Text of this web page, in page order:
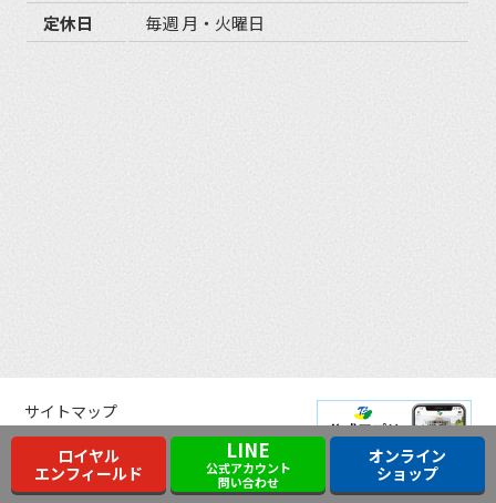
定休日
毎週 月・火曜日
サイトマップ
プライバシーポリシー
ソーシャルメディアポリシー
ロイヤル
エンフィールド
LINE
公式アカウント
問い合わせ
オンライン
ショップ